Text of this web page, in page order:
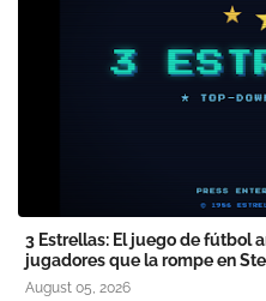
3 Estrellas: El juego de fútbol
jugadores que la rompe en
August 05, 2026